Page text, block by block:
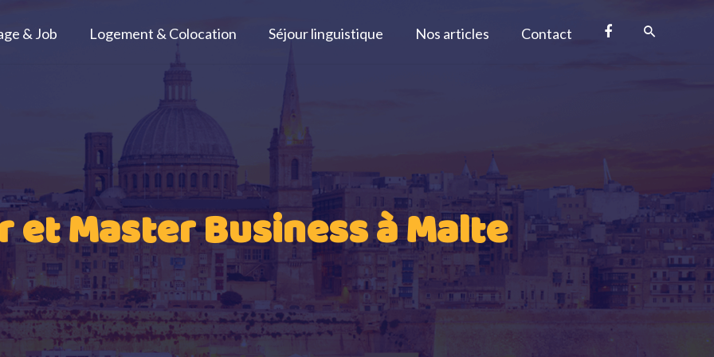
& Job Logement & Colocation Séjour linguistique Nos articles Contact
et Master Business à Malte